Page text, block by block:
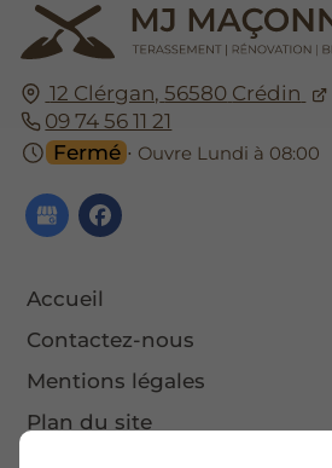
12 Clérgan, 56580 Crédin
09 74 56 11 21
Fermé ⋅ Ouvre Lundi à 08:00
Accueil
Contactez-nous
Mentions légales
Plan du site